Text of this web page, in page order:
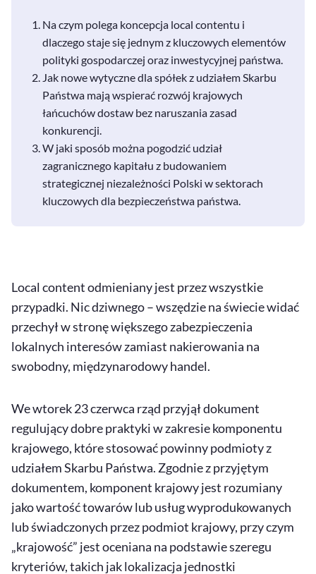
Na czym polega koncepcja local contentu i
dlaczego staje się jednym z kluczowych elementów
polityki gospodarczej oraz inwestycyjnej państwa.
Jak nowe wytyczne dla spółek z udziałem Skarbu
Państwa mają wspierać rozwój krajowych
łańcuchów dostaw bez naruszania zasad
konkurencji.
W jaki sposób można pogodzić udział
zagranicznego kapitału z budowaniem
strategicznej niezależności Polski w sektorach
kluczowych dla bezpieczeństwa państwa.
Local contentodmieniany jest przez wszystkie
przypadki. Nic dziwnego – wszędzie na świecie widać
przechył w stronę większego zabezpieczenia
lokalnych interesów zamiast nakierowania na
swobodny, międzynarodowy handel.
We wtorek 23 czerwca rząd przyjął dokument
regulujący dobre praktyki w zakresie komponentu
krajowego, które stosować powinny podmioty z
udziałem Skarbu Państwa. Zgodnie z przyjętym
dokumentem, komponent krajowy jest rozumiany
jako wartość towarów lub usług wyprodukowanych
lub świadczonych przez podmiot krajowy, przy czym
„krajowość” jest oceniana na podstawie szeregu
kryteriów, takich jak lokalizacja jednostki